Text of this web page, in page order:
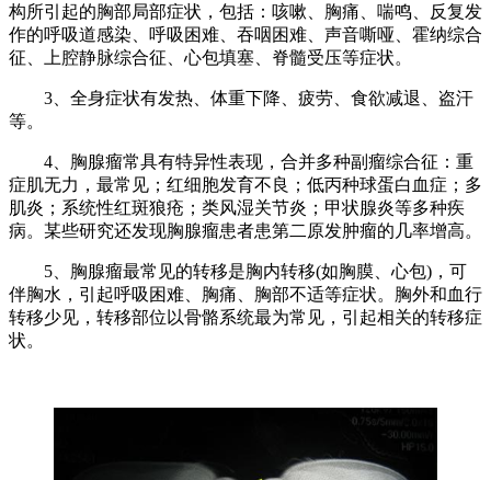
构所引起的胸部局部症状，包括：咳嗽、胸痛、喘鸣、反复发
作的呼吸道感染、呼吸困难、吞咽困难、声音嘶哑、霍纳综合
征、上腔静脉综合征、心包填塞、脊髓受压等症状。
3、全身症状有发热、体重下降、疲劳、食欲减退、盗汗
等。
4、胸腺瘤常具有特异性表现，合并多种副瘤综合征：重
症肌无力，最常见；红细胞发育不良；低丙种球蛋白血症；多
肌炎；系统性红斑狼疮；类风湿关节炎；甲状腺炎等多种疾
病。某些研究还发现胸腺瘤患者患第二原发肿瘤的几率增高。
5、胸腺瘤最常见的转移是胸内转移(如胸膜、心包)，可
伴胸水，引起呼吸困难、胸痛、胸部不适等症状。胸外和血行
转移少见，转移部位以骨骼系统最为常见，引起相关的转移症
状。